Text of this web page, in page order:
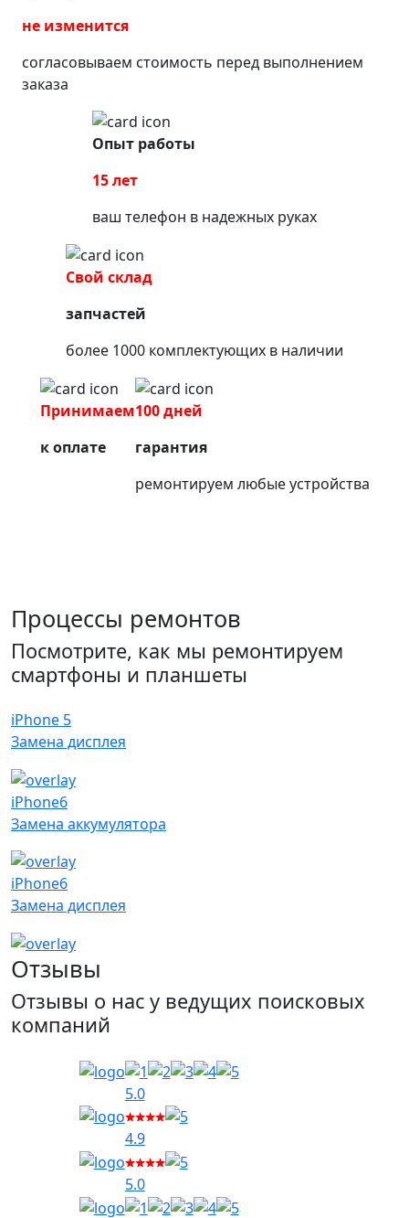
не изменится
согласовываем стоимость перед выполнением
заказа
Опыт работы
15 лет
ваш телефон в надежных руках
Свой склад
запчастей
более 1000 комплектующих в наличии
Принимаем
к оплате
100 дней
гарантия
ремонтируем любые устройства
Процессы ремонтов
Посмотрите, как мы ремонтируем
смартфоны и планшеты
iPhone 5
Замена дисплея
iPhone6
Замена аккумулятора
iPhone6
Замена дисплея
Отзывы
Отзывы о нас у ведущих поисковых
компаний
5.0
4.9
5.0